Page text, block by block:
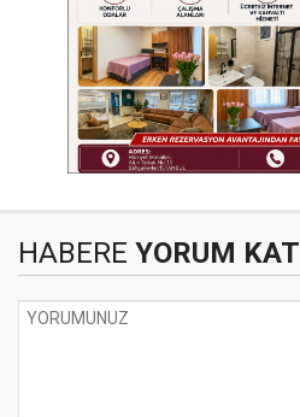
HABERE YORUM KAT